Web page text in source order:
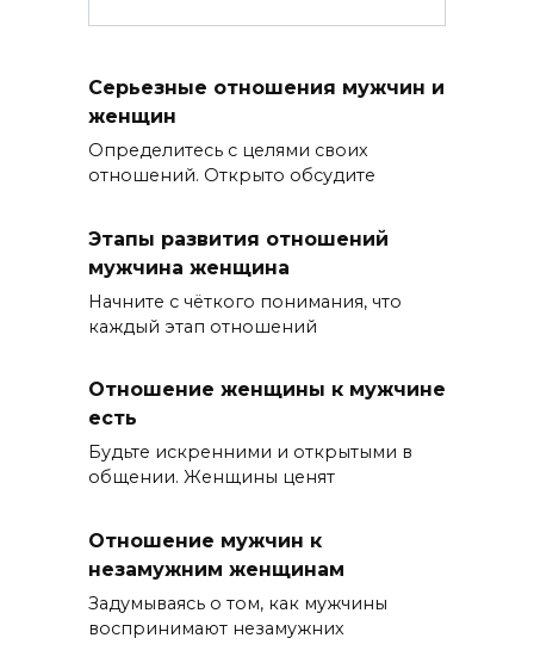
Серьезные отношения мужчин и
женщин
Определитесь с целями своих
отношений. Открыто обсудите
Этапы развития отношений
мужчина женщина
Начните с чёткого понимания, что
каждый этап отношений
Отношение женщины к мужчине
есть
Будьте искренними и открытыми в
общении. Женщины ценят
Отношение мужчин к
незамужним женщинам
Задумываясь о том, как мужчины
воспринимают незамужних